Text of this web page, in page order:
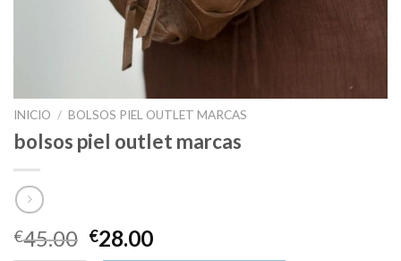
INICIO / BOLSOS PIEL OUTLET MARCAS
bolsos piel outlet marcas
€45.00 €28.00